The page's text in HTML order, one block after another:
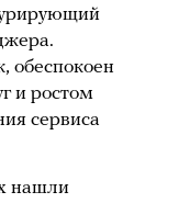
обеспокоен
и ростом
сервиса
нашли